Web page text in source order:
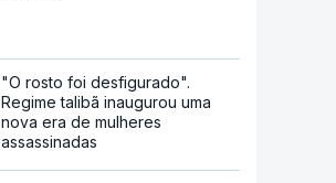
"O rosto foi desfigurado".
Regime talibã inaugurou uma
nova era de mulheres
assassinadas